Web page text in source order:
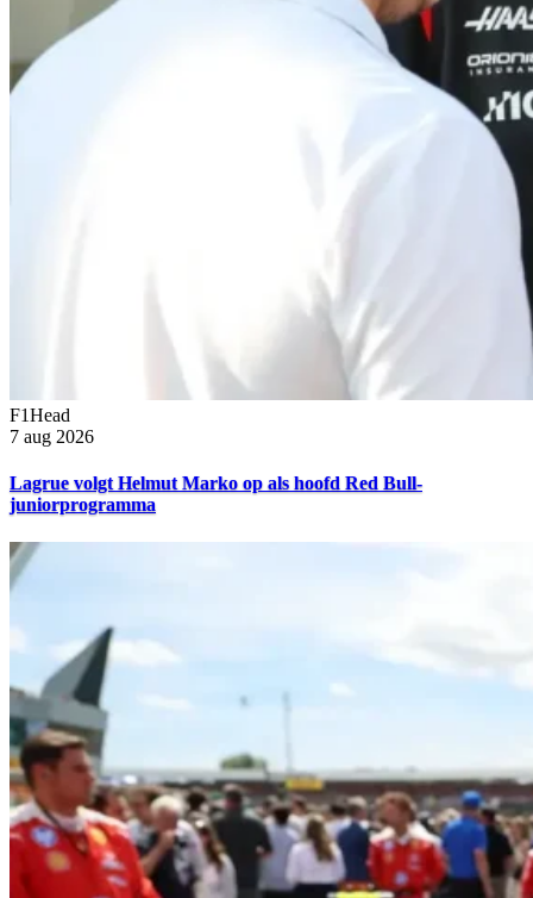
F1Head
7 aug 2026
Lagrue volgt Helmut Marko op als hoofd Red Bull-
juniorprogramma